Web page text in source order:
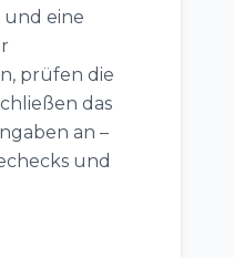
und eine
prüfen die
das
an –
und